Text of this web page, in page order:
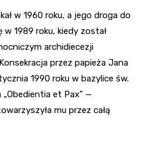
w 1960 roku, a jego droga do
1989 roku, kiedy został
archidiecezji
przez papieża Jana
1990 roku w bazylice św.
et Pax” —
mu przez całą